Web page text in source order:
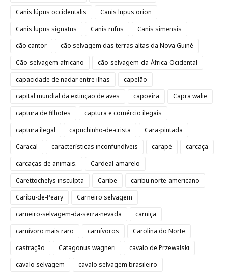
Canis lúpus occidentalis
Canis lupus orion
Canis lupus signatus
Canis rufus
Canis simensis
cão cantor
cão selvagem das terras altas da Nova Guiné
Cão-selvagem-africano
cão-selvagem-da-África-Ocidental
capacidade de nadar entre ilhas
capelão
capital mundial da extinção de aves
capoeira
Capra walie
captura de filhotes
captura e comércio ilegais
captura ilegal
capuchinho-de-crista
Cara-pintada
Caracal
características inconfundíveis carapé
carcaça
carcaças de animais.
Cardeal-amarelo
Carettochelys insculpta
Caribe
caribu norte-americano
Caribu-de-Peary
Carneiro selvagem
carneiro-selvagem-da-serra-nevada
carniça
carnívoro mais raro
carnívoros
Carolina do Norte
castração
Catagonus wagneri
cavalo de Przewalski
cavalo selvagem
cavalo selvagem brasileiro